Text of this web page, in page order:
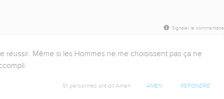
Signaler le commentaire
réussir. Même si les Hommes ne me choisissent pas ça ne
51 personnes ont dit Amen AMEN RÉPONDRE